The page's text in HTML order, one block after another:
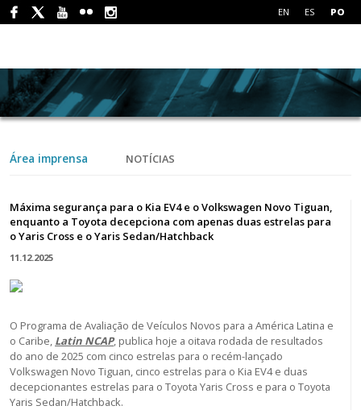
EN ES PO
Área imprensa NOTÍCIAS
Máxima segurança para o Kia EV4 e o Volkswagen Novo Tiguan,
enquanto a Toyota decepciona com apenas duas estrelas para
o Yaris Cross e o Yaris Sedan/Hatchback
11.12.2025
O Programa de Avaliação de Veículos Novos para a América Latina e
o Caribe, Latin NCAP, publica hoje a oitava rodada de resultados
do ano de 2025 com cinco estrelas para o recém-lançado
Volkswagen Novo Tiguan, cinco estrelas para o Kia EV4 e duas
decepcionantes estrelas para o Toyota Yaris Cross e para o Toyota
Yaris Sedan/Hatchback.